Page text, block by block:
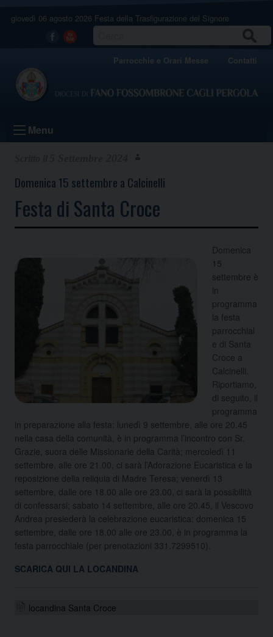
giovedì 06 agosto 2026 Festa della Trasfigurazione del Signore
Facebook
Youtube
Parrocchie e Orari Messe Contatti
Menu
Domenica 15 settembre a Calcinelli
Festa di Santa Croce
Domenica
15
settembre è
in
programma
la festa
parrocchial
e di Santa
Croce a
Calcinelli.
Riportiamo,
di seguito, il
programma
in preparazione alla festa: lunedì 9 settembre, alle ore 20.45
nella casa della comunità, è in programma l’incontro con Sr.
Grazie, suora delle Missionarie della Carità; mercoledì 11
settembre, alle ore 21.00, ci sarà l’Adorazione Eucaristica e la
reposizione della reliquia di Madre Teresa; venerdì 13
settembre, dalle ore 18.00 alle ore 23.00, ci sarà la possibilità
di confessarsi; sabato 14 settembre, alle ore 20.45, il Vescovo
Andrea presiederà la celebrazione eucaristica; domenica 15
settembre, dalle ore 18.00 alle ore 23.00, è in programma la
festa parrocchiale (per prenotazioni 331.7299510).
SCARICA QUI LA LOCANDINA
locandina Santa Croce